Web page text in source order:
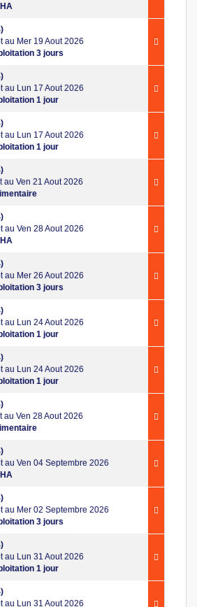
au Mer 19 Aout 2026
3 jours
au Lun 17 Aout 2026
1 jour
au Lun 17 Aout 2026
1 jour
au Ven 21 Aout 2026
au Ven 28 Aout 2026
au Mer 26 Aout 2026
3 jours
au Lun 24 Aout 2026
1 jour
au Lun 24 Aout 2026
1 jour
au Ven 28 Aout 2026
au Ven 04 Septembre 2026
au Mer 02 Septembre 2026
3 jours
au Lun 31 Aout 2026
1 jour
au Lun 31 Aout 2026